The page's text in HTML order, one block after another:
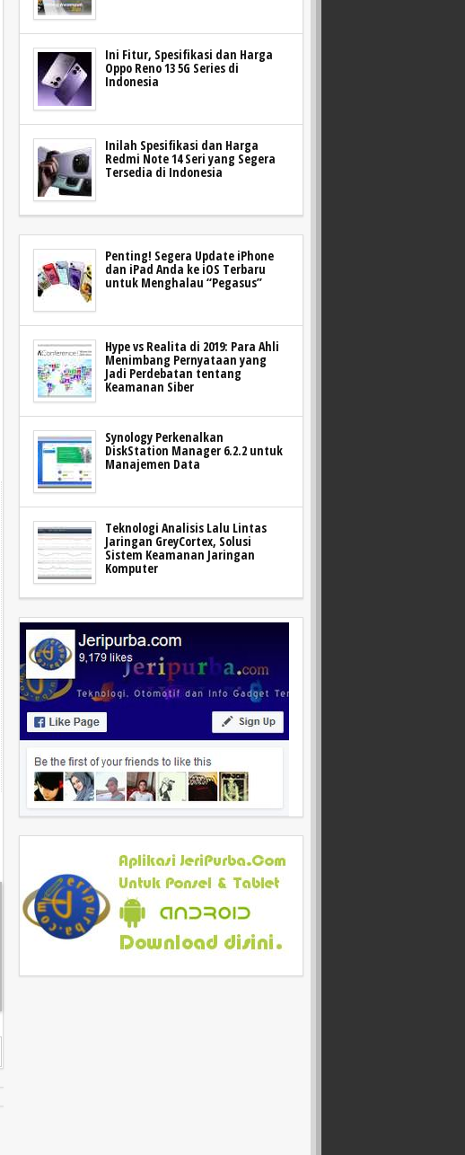
Ini Fitur, Spesifikasi dan Harga
Oppo Reno 13 5G Series di
Indonesia
Inilah Spesifikasi dan Harga
Redmi Note 14 Seri yang Segera
Tersedia di Indonesia
Penting! Segera Update iPhone
dan iPad Anda ke iOS Terbaru
untuk Menghalau “Pegasus”
Hype vs Realita di 2019: Para Ahli
Menimbang Pernyataan yang
Jadi Perdebatan tentang
Keamanan Siber
Synology Perkenalkan
DiskStation Manager 6.2.2 untuk
Manajemen Data
Teknologi Analisis Lalu Lintas
Jaringan GreyCortex, Solusi
Sistem Keamanan Jaringan
Komputer